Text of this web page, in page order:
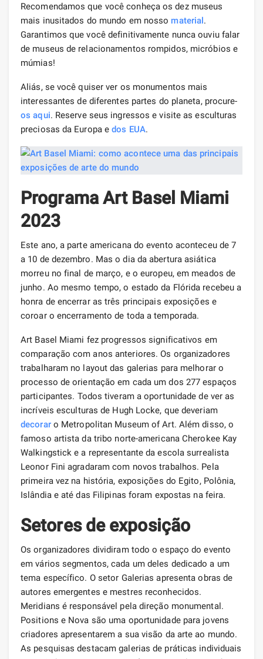
Recomendamos que você conheça os dez museus
mais inusitados do mundo em nosso material.
Garantimos que você definitivamente nunca ouviu falar
de museus de relacionamentos rompidos, micróbios e
múmias!
Aliás, se você quiser ver os monumentos mais
interessantes de diferentes partes do planeta, procure-
os aqui. Reserve seus ingressos e visite as esculturas
preciosas da Europa edos EUA.
Programa Art Basel Miami
2023
Este ano, a parte americana do evento aconteceu de 7
a 10 de dezembro. Mas o dia da abertura asiática
morreu no final de março, e o europeu, em meados de
junho. Ao mesmo tempo, o estado da Flórida recebeu a
honra de encerrar as três principais exposições e
coroar o encerramento de toda a temporada.
Art Basel Miami fez progressos significativos em
comparação com anos anteriores. Os organizadores
trabalharam no layout das galerias para melhorar o
processo de orientação em cada um dos 277 espaços
participantes. Todos tiveram a oportunidade de ver as
incríveis esculturas de Hugh Locke, que deveriam
decoraro Metropolitan Museum of Art. Além disso, o
famoso artista da tribo norte-americana Cherokee Kay
Walkingstick e a representante da escola surrealista
Leonor Fini agradaram com novos trabalhos. Pela
primeira vez na história, exposições do Egito, Polônia,
Islândia e até das Filipinas foram expostas na feira.
Setores de exposição
Os organizadores dividiram todo o espaço do evento
em vários segmentos, cada um deles dedicado a um
tema específico. O setor Galerias apresenta obras de
autores emergentes e mestres reconhecidos.
Meridians é responsável pela direção monumental.
Positions e Nova são uma oportunidade para jovens
criadores apresentarem a sua visão da arte ao mundo.
As pesquisas destacam galerias de práticas individuais